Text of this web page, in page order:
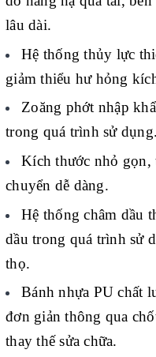
lâu dài.
Hệ thống thủy lực
giảm thiểu hư hỏng
Zoăng phớt nhập
trong quá trình sử dụng.
Kích thước nhỏ gọn,
chuyển dễ dàng.
Hệ thống châm dầu
dầu trong quá trình sử
thọ.
Bánh nhựa PU chất
đơn giản thông qua
thay thế sửa chữa.